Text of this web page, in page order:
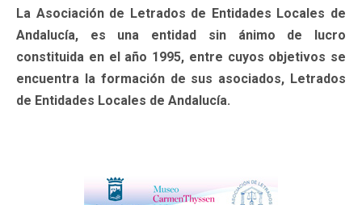
La Asociación de Letrados de Entidades Locales de
Andalucía, es una entidad sin ánimo de lucro
constituida en el año 1995, entre cuyos objetivos se
encuentra la formación de sus asociados, Letrados
de Entidades Locales de Andalucía.